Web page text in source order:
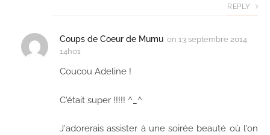
REPLY
Coups de Coeur de Mumu on 13 septembre 2014
14h01
Coucou Adeline !
C'était super !!!!! ^_^
J'adorerais assister à une soirée beauté où l'on